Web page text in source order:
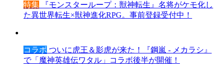
特集 『モンスターループ：獣神転生』名将がケモ化し
た異世界転生×獣神進化RPG。事前登録受付中！
コラボ ついに虎王＆影虎が来た！『鋼嵐 - メカラシ』
で「魔神英雄伝ワタル」コラボ後半が開催！